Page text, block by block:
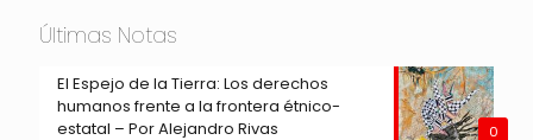
Últimas Notas
0
El Espejo de la Tierra: Los derechos
humanos frente a la frontera étnico-
estatal – Por Alejandro Rivas